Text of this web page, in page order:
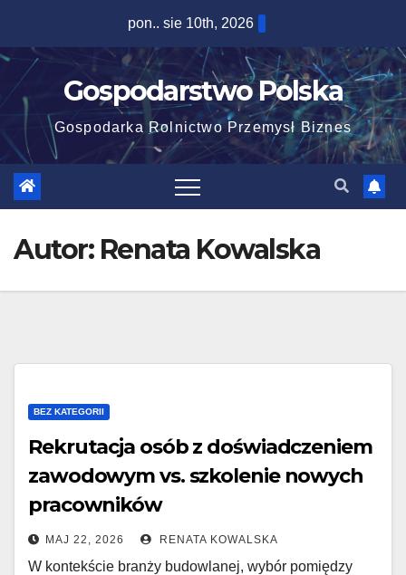
content
pon.. sie 10th, 2026
Gospodarstwo Polska
Gospodarka Rolnictwo Przemysł Biznes
Autor: Renata Kowalska
BEZ KATEGORII
Rekrutacja osób z doświadczeniem
zawodowym vs. szkolenie nowych
pracowników
MAJ 22, 2026 RENATA KOWALSKA
W kontekście branży budowlanej, wybór pomiędzy